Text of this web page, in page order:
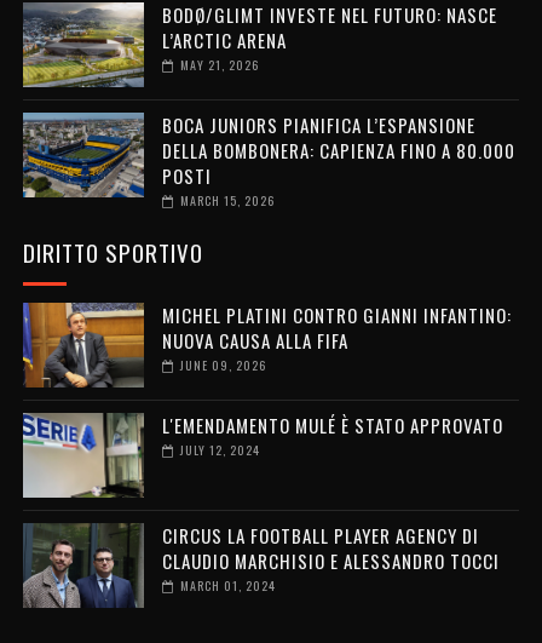
BODØ/GLIMT INVESTE NEL FUTURO: NASCE
L’ARCTIC ARENA
MAY 21, 2026
BOCA JUNIORS PIANIFICA L’ESPANSIONE
DELLA BOMBONERA: CAPIENZA FINO A 80.000
POSTI
MARCH 15, 2026
DIRITTO SPORTIVO
MICHEL PLATINI CONTRO GIANNI INFANTINO:
NUOVA CAUSA ALLA FIFA
JUNE 09, 2026
L'EMENDAMENTO MULÉ È STATO APPROVATO
JULY 12, 2024
CIRCUS LA FOOTBALL PLAYER AGENCY DI
CLAUDIO MARCHISIO E ALESSANDRO TOCCI
MARCH 01, 2024